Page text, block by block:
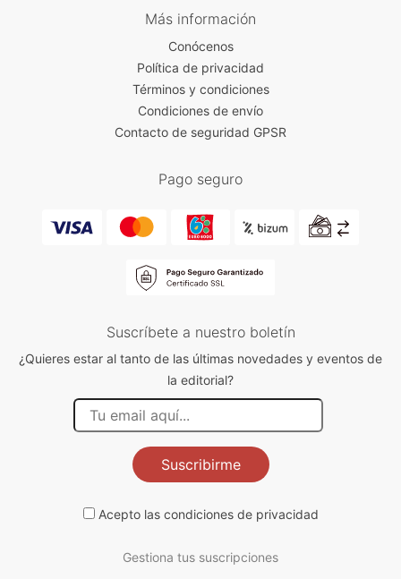
Más información
Conócenos
Política de privacidad
Términos y condiciones
Condiciones de envío
Contacto de seguridad GPSR
Pago seguro
Suscríbete a nuestro boletín
¿Quieres estar al tanto de las últimas novedades y eventos de
la editorial?
Suscribirme
Acepto las condiciones de privacidad
Gestiona tus suscripciones